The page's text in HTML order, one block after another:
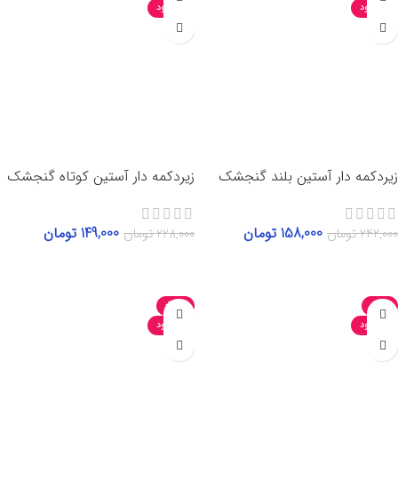
ناموجود
زیردکمه دار آستین بلند گنجشک
242,000تومان 158,000 تومان
ناموجود
زیردکمه دار آستین کوتاه گنجشک
228,000تومان 149,000 تومان
-34%
ناموجود
-35%
ناموجود